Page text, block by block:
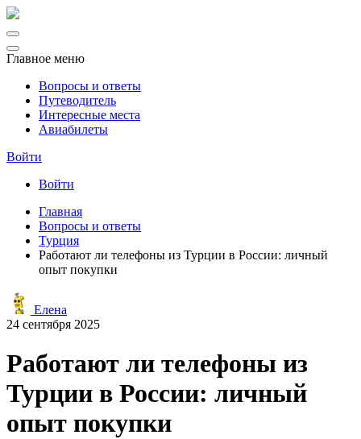
Главное меню
Вопросы и ответы
Путеводитель
Интересные места
Авиабилеты
Войти
Войти
Главная
Вопросы и ответы
Турция
Работают ли телефоны из Турции в России: личный
опыт покупки
Елена
24 сентября 2025
Работают ли телефоны из
Турции в России: личный
опыт покупки